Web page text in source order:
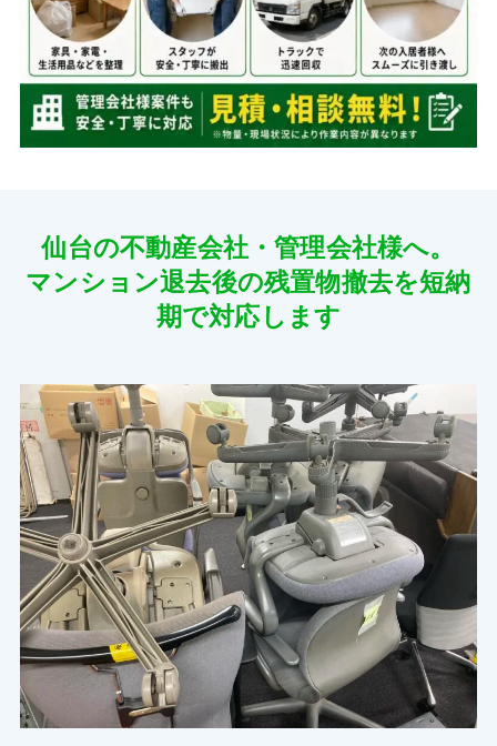
仙台の不動産会社・管理会社様へ。
マンション退去後の残置物撤去を短納
期で対応します